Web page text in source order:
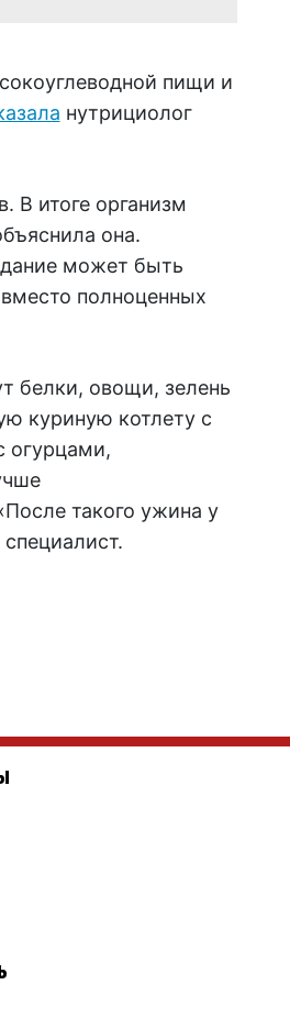
пищи и
нутрициолог
В итоге организм
она.
может быть
полноценных
белки, овощи, зелень
куриную котлету с
огурцами,
такого ужина у